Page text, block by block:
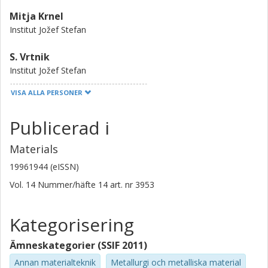
Mitja Krnel
Institut Jožef Stefan
S. Vrtnik
Institut Jožef Stefan
J. Luzar
P. Koželj
Univerza V Ljubljani
Institut Jožef Stefan
Marion van Midden
Erik Zupanič
Institut Jožef Stefan
VISA ALLA PERSONER
Publicerad i
Materials
19961944 (eISSN)
Vol. 14 Nummer/häfte 14 art. nr 3953
Kategorisering
Ämneskategorier (SSIF 2011)
Annan materialteknik
Metallurgi och metalliska material